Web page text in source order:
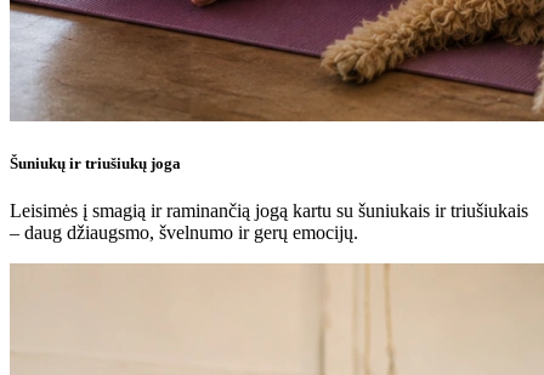
Šuniukų ir triušiukų joga
Leisimės į smagią ir raminančią jogą kartu su šuniukais ir triušiukais
– daug džiaugsmo, švelnumo ir gerų emocijų.